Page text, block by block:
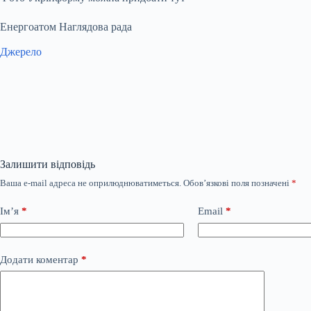
Енергоатом Наглядова рада
Джерело
Залишити відповідь
Ваша e-mail адреса не оприлюднюватиметься. Обов’язкові поля позначені *
Ім’я * Email *
Додати коментар *